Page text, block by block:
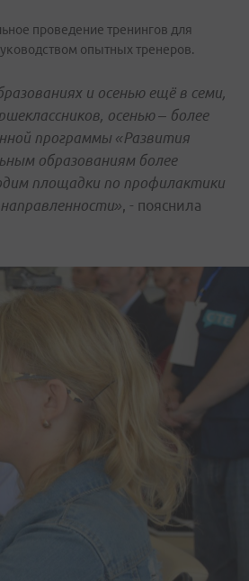
проведение тренингов для
опытных тренеров.
и осенью ещё в семи,
осенью – более
программы «Развития
образованиям более
площадки по профилактики
, - пояснила